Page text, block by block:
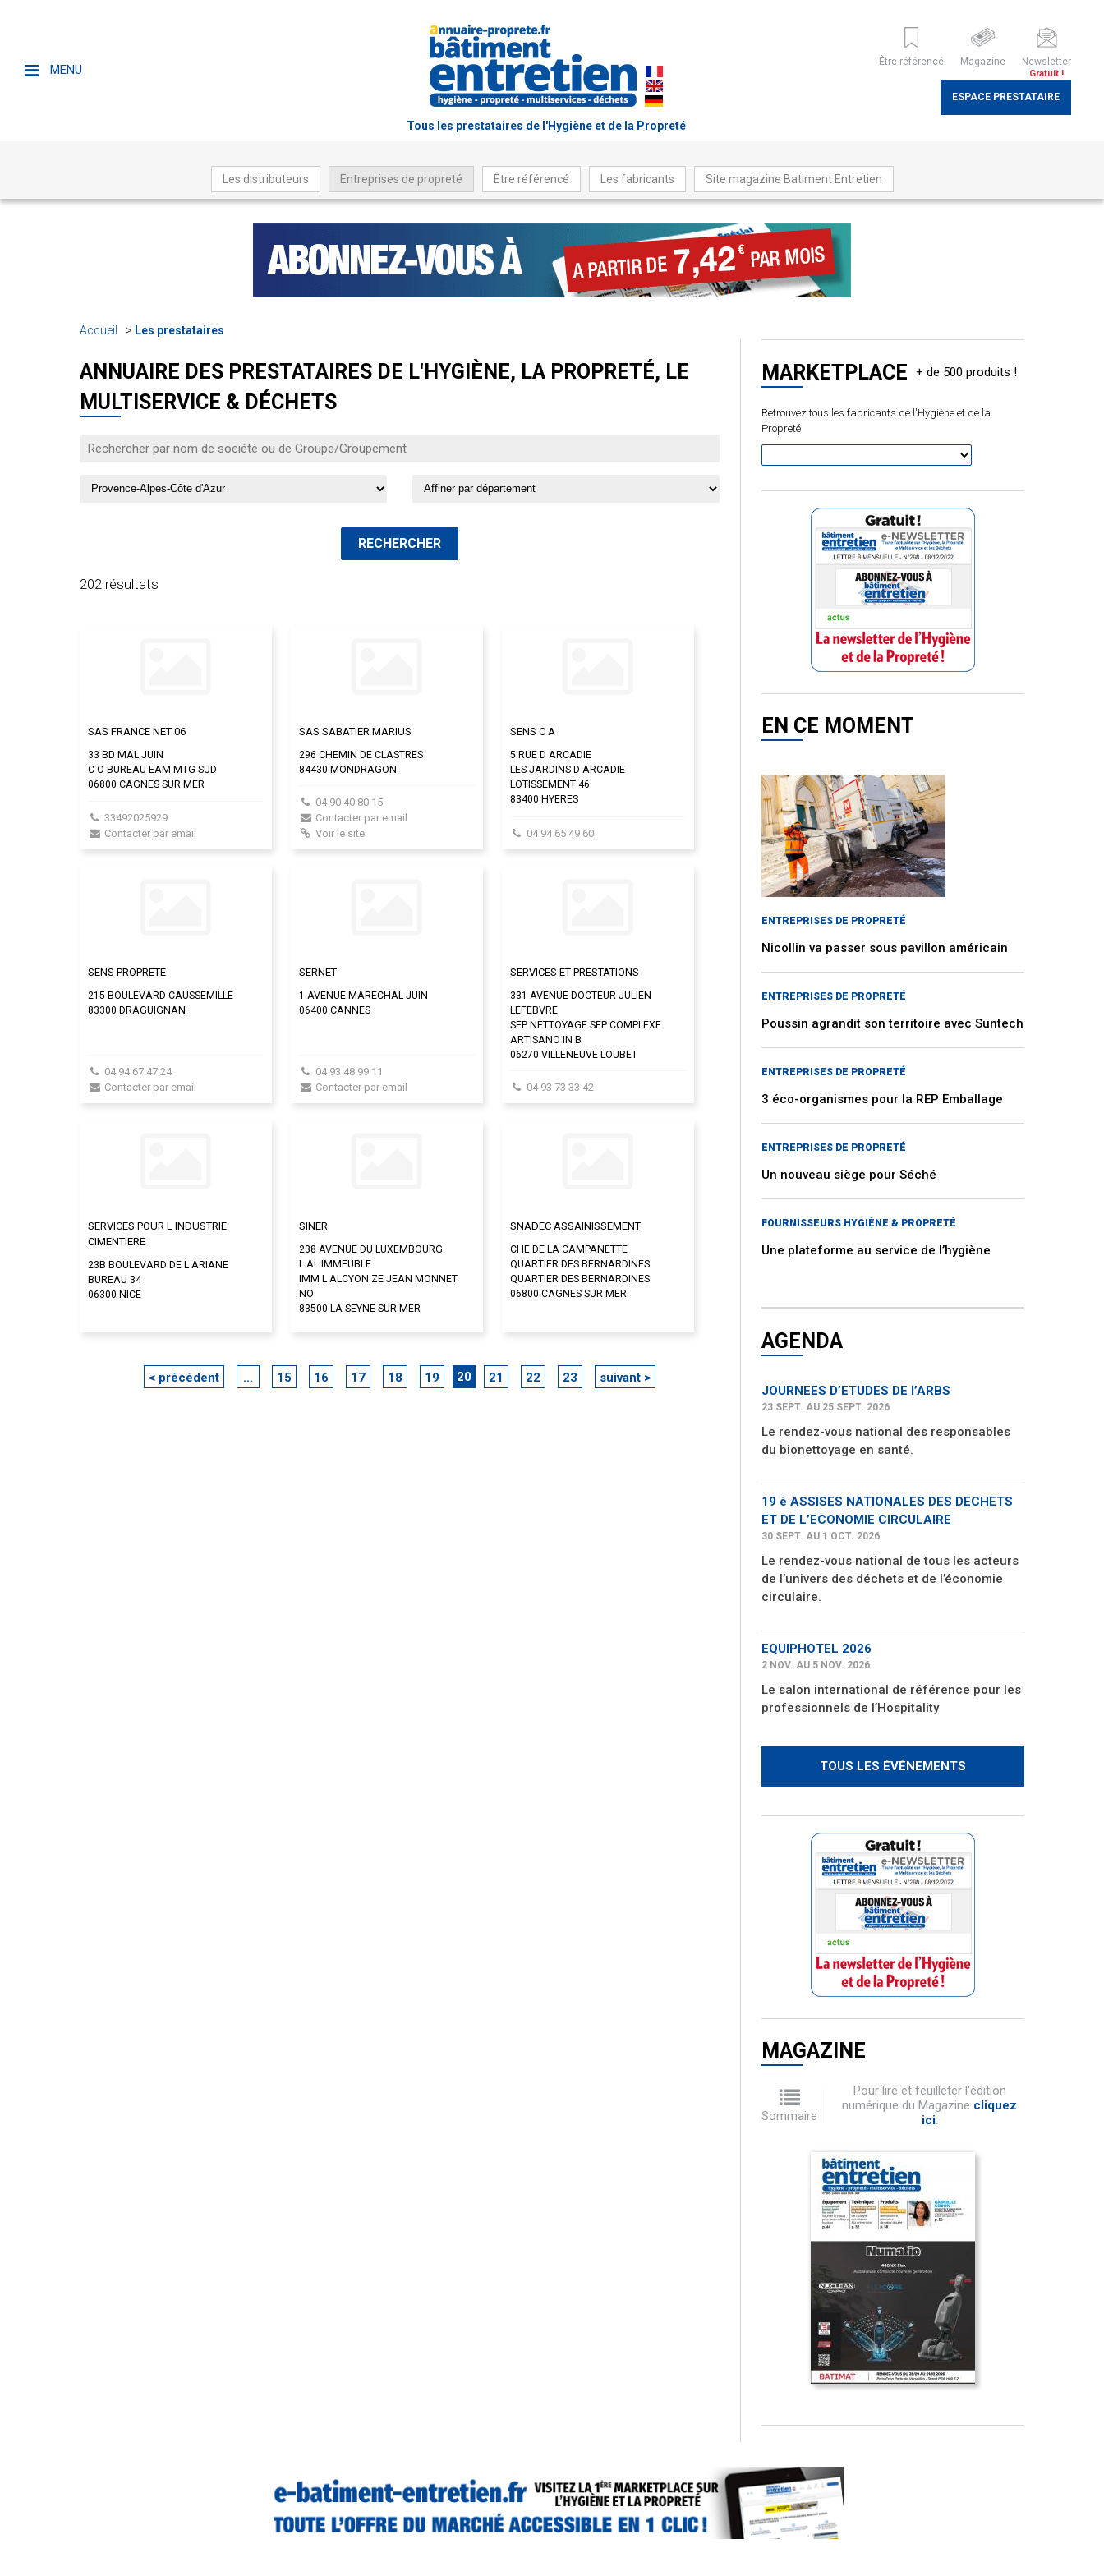
MENU
Tous les prestataires de l'Hygiène et de la Propreté
Être référencé Magazine Newsletter
Gratuit !
ESPACE PRESTATAIRE
Les distributeurs Entreprises de propreté Être référencé Les fabricants Site magazine Batiment Entretien
Accueil Les prestataires
ANNUAIRE DES PRESTATAIRES DE L'HYGIÈNE, LA PROPRETÉ, LE
MULTISERVICE & DÉCHETS
202 résultats
SAS FRANCE NET 06
33 BD MAL JUIN
C O BUREAU EAM MTG SUD
06800 CAGNES SUR MER
33492025929
Contacter par email
SAS SABATIER MARIUS
296 CHEMIN DE CLASTRES
84430 MONDRAGON
04 90 40 80 15
Contacter par email
Voir le site
SENS C A
5 RUE D ARCADIE
LES JARDINS D ARCADIE
LOTISSEMENT 46
83400 HYERES
04 94 65 49 60
SENS PROPRETE
215 BOULEVARD CAUSSEMILLE
83300 DRAGUIGNAN
04 94 67 47 24
Contacter par email
SERNET
1 AVENUE MARECHAL JUIN
06400 CANNES
04 93 48 99 11
Contacter par email
SERVICES ET PRESTATIONS
331 AVENUE DOCTEUR JULIEN
LEFEBVRE
SEP NETTOYAGE SEP COMPLEXE
ARTISANO IN B
06270 VILLENEUVE LOUBET
04 93 73 33 42
SERVICES POUR L INDUSTRIE
CIMENTIERE
23B BOULEVARD DE L ARIANE
BUREAU 34
06300 NICE
SINER
238 AVENUE DU LUXEMBOURG
L AL IMMEUBLE
IMM L ALCYON ZE JEAN MONNET
NO
83500 LA SEYNE SUR MER
SNADEC ASSAINISSEMENT
CHE DE LA CAMPANETTE
QUARTIER DES BERNARDINES
QUARTIER DES BERNARDINES
06800 CAGNES SUR MER
< précédent … 15 16 17 18 19 20 21 22 23 suivant >
MARKETPLACE
Retrouvez tous les fabricants de l'Hygiène et de la
Propreté
EN CE MOMENT
ENTREPRISES DE PROPRETÉ
Nicollin va passer sous pavillon américain
ENTREPRISES DE PROPRETÉ
Poussin agrandit son territoire avec Suntech
ENTREPRISES DE PROPRETÉ
3 éco-organismes pour la REP Emballage
ENTREPRISES DE PROPRETÉ
Un nouveau siège pour Séché
FOURNISSEURS HYGIÈNE & PROPRETÉ
Une plateforme au service de l’hygiène
AGENDA
JOURNEES D’ETUDES DE l’ARBS
23 SEPT. AU 25 SEPT. 2026
Le rendez-vous national des responsables
du bionettoyage en santé.
19 è ASSISES NATIONALES DES DECHETS
ET DE L’ECONOMIE CIRCULAIRE
30 SEPT. AU 1 OCT. 2026
Le rendez-vous national de tous les acteurs
de l’univers des déchets et de l’économie
circulaire.
EQUIPHOTEL 2026
2 NOV. AU 5 NOV. 2026
Le salon international de référence pour les
professionnels de l’Hospitality
TOUS LES ÉVÈNEMENTS
MAGAZINE
Sommaire
Pour lire et feuilleter l'édition
numérique du Magazine cliquez
ici.